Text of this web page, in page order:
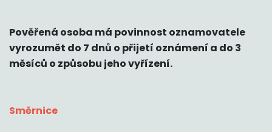
Pověřená osoba má povinnost oznamovatele
vyrozumět do 7 dnů o přijetí oznámení a do 3
měsíců o způsobu jeho vyřízení.
Směrnice